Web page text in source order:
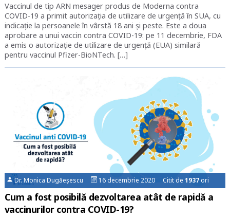
Vaccinul de tip ARN mesager produs de Moderna contra
COVID-19 a primit autorizația de utilizare de urgență în SUA, cu
indicație la persoanele în vârstă 18 ani și peste. Este a doua
aprobare a unui vaccin contra COVID-19: pe 11 decembrie, FDA
a emis o autorizație de utilizare de urgență (EUA) similară
pentru vaccinul Pfizer-BioNTech. […]
Dr. Monica Dugăeșescu 16 decembrie 2020 Citit de1937 ori
Cum a fost posibilă dezvoltarea atât de rapidă a
vaccinurilor contra COVID-19?